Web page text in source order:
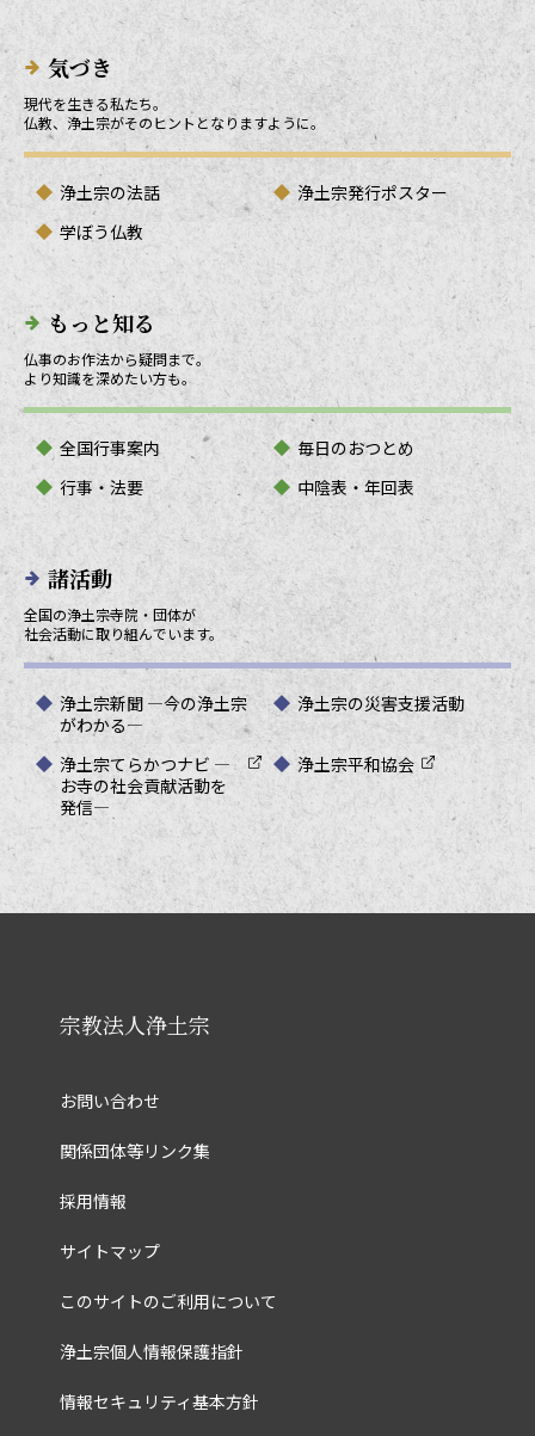
気づき
現代を生きる私たち。
仏教、浄土宗がそのヒントとなりますように。
浄土宗の法話
浄土宗発行ポスター
学ぼう仏教
もっと知る
仏事のお作法から疑問まで。
より知識を深めたい方も。
全国行事案内
毎日のおつとめ
行事・法要
中陰表・年回表
諸活動
全国の浄土宗寺院・団体が
社会活動に取り組んでいます。
浄土宗新聞 ―今の浄土宗
がわかる―
浄土宗の災害支援活動
浄土宗てらかつナビ ―
お寺の社会貢献活動を
発信―
浄土宗平和協会
宗教法人浄土宗
お問い合わせ
関係団体等リンク集
採用情報
サイトマップ
このサイトのご利用について
浄土宗個人情報保護指針
情報セキュリティ基本方針